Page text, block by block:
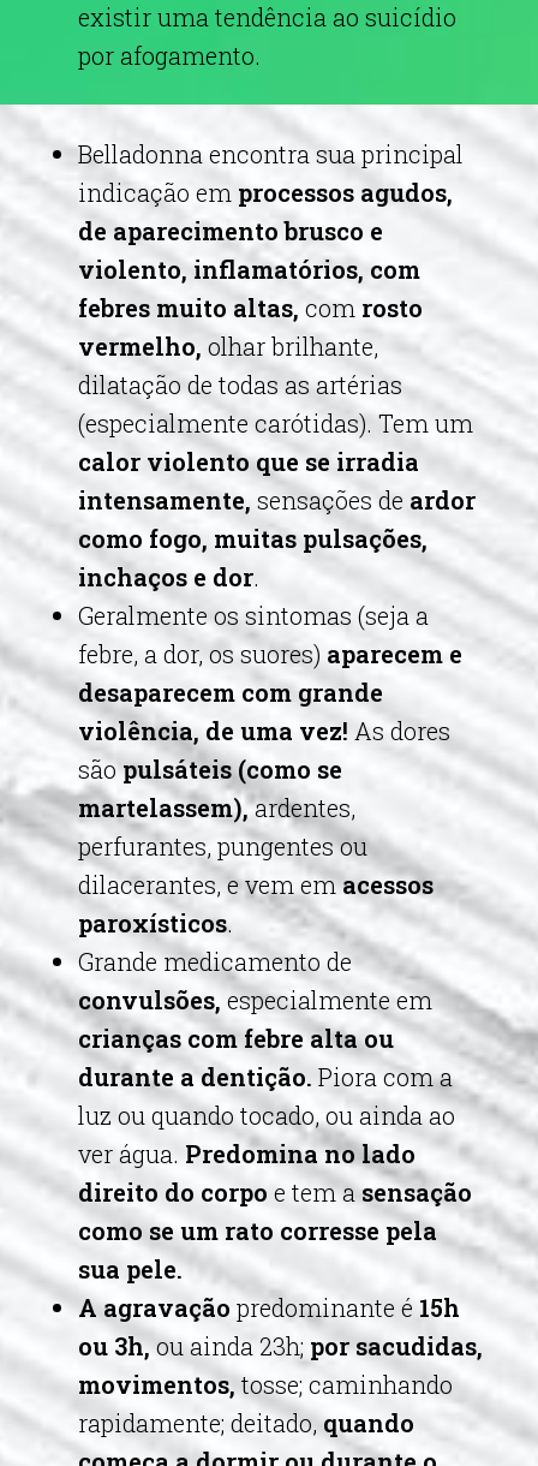
existir uma tendência ao suicídio
por afogamento.
Belladonna encontra sua principal
indicação em processos agudos,
de aparecimento brusco e
violento, inflamatórios, com
febres muito altas, com rosto
vermelho, olhar brilhante,
dilatação de todas as artérias
(especialmente carótidas). Tem um
calor violento que se irradia
intensamente, sensações de ardor
como fogo, muitas pulsações,
inchaços e dor.
Geralmente os sintomas (seja a
febre, a dor, os suores) aparecem e
desaparecem com grande
violência, de uma vez! As dores
sãopulsáteis (como se
martelassem),ardentes,
perfurantes, pungentes ou
dilacerantes, e vem emacessos
paroxísticos.
Grande medicamento de
convulsões, especialmente em
crianças com febre alta ou
durante a dentição. Piora com a
luz ou quando tocado, ou ainda ao
ver água. Predomina no lado
direito do corpo e tem asensação
como se um rato corresse pela
sua pele.
A agravação predominante é15h
ou 3h,ou ainda 23h; por sacudidas,
movimentos, tosse; caminhando
rapidamente; deitado,quando